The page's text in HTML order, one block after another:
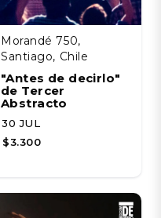
Morandé 750,
Santiago, Chile
"Antes de decirlo"
de Tercer
Abstracto
30 JUL
$3.300